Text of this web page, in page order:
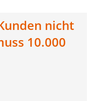
nicht
10.000